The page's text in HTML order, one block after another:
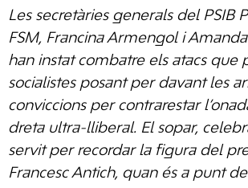
Les secretàries generals del PSIB
FSM, Francina Armengol i
han instat combatre els atacs que
socialistes posant per davant les
conviccions per contrarestar
dreta ultra-lliberal. El sopar,
servit per recordar la figura del
Francesc Antich, quan és a punt